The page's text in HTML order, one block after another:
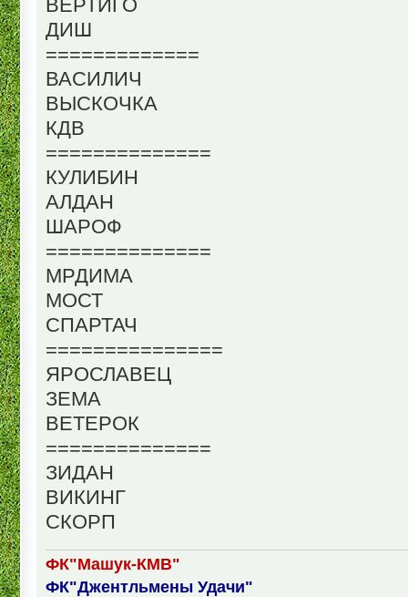
ВЕРТИГО
ДИШ
=============
ВАСИЛИЧ
ВЫСКОЧКА
КДВ
==============
КУЛИБИН
АЛДАН
ШАРОФ
==============
МРДИМА
МОСТ
СПАРТАЧ
===============
ЯРОСЛАВЕЦ
ЗЕМА
ВЕТЕРОК
==============
ЗИДАН
ВИКИНГ
СКОРП
ФК"Машук-КМВ"
ФК"Джентльмены Удачи"